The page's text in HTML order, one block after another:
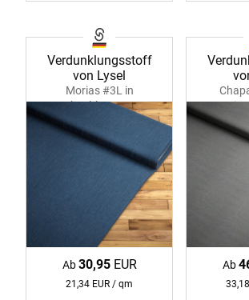
Verdunklungsstoff
von Lysel
Morias #3L in
taubenblau 37078
Ab30,95EUR
21,34 EUR / qm
Ab